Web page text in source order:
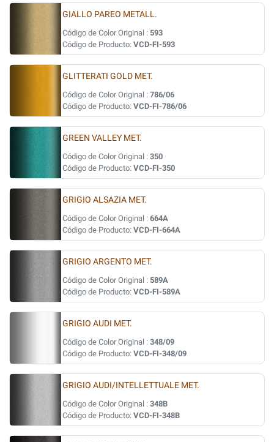
GIALLO PAREO METALL.
Código de Color Original : 593
Código de Producto: VCD-FI-593
GLITTERATI GOLD MET.
Código de Color Original : 786/06
Código de Producto: VCD-FI-786/06
GREEN VALLEY MET.
Código de Color Original : 350
Código de Producto: VCD-FI-350
GRIGIO ALSAZIA MET.
Código de Color Original : 664A
Código de Producto: VCD-FI-664A
GRIGIO ARGENTO MET.
Código de Color Original : 589A
Código de Producto: VCD-FI-589A
GRIGIO AUDI MET.
Código de Color Original : 348/09
Código de Producto: VCD-FI-348/09
GRIGIO AUDI/INTELLETTUALE MET.
Código de Color Original : 348B
Código de Producto: VCD-FI-348B